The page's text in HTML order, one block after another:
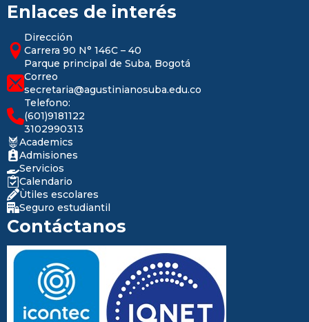
Enlaces de interés
Dirección
Carrera 90 N° 146C – 40
Parque principal de Suba, Bogotá
Correo
secretaria@agustinianosuba.edu.co
Telefono:
(601)9181122
3102990313
Academics
Admisiones
Servicios
Calendario
Ùtiles escolares
Seguro estudiantil
Contáctanos